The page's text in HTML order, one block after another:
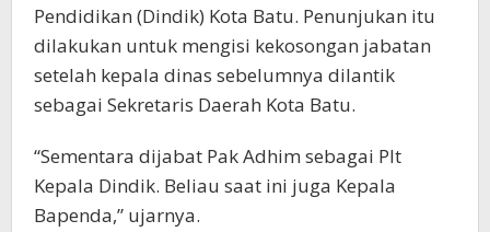
Pendidikan (Dindik) Kota Batu. Penunjukan itu
dilakukan untuk mengisi kekosongan jabatan
setelah kepala dinas sebelumnya dilantik
sebagai Sekretaris Daerah Kota Batu.
“Sementara dijabat Pak Adhim sebagai Plt
Kepala Dindik. Beliau saat ini juga Kepala
Bapenda,” ujarnya.